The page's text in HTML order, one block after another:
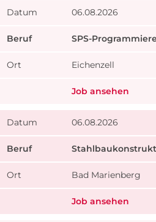
06.08.2026
SPS-
Eichenzell
Job ansehen
06.08.2026
Bad Marienberg
Job ansehen